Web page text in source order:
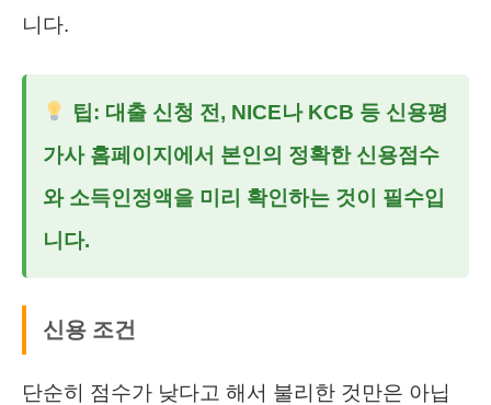
니다.
팁: 대출 신청 전, NICE나 KCB 등 신용평
가사 홈페이지에서 본인의 정확한 신용점수
와 소득인정액을 미리 확인하는 것이 필수입
니다.
신용 조건
단순히 점수가 낮다고 해서 불리한 것만은 아닙